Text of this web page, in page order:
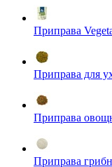
Приправа
Приправа для
Приправа
Приправа